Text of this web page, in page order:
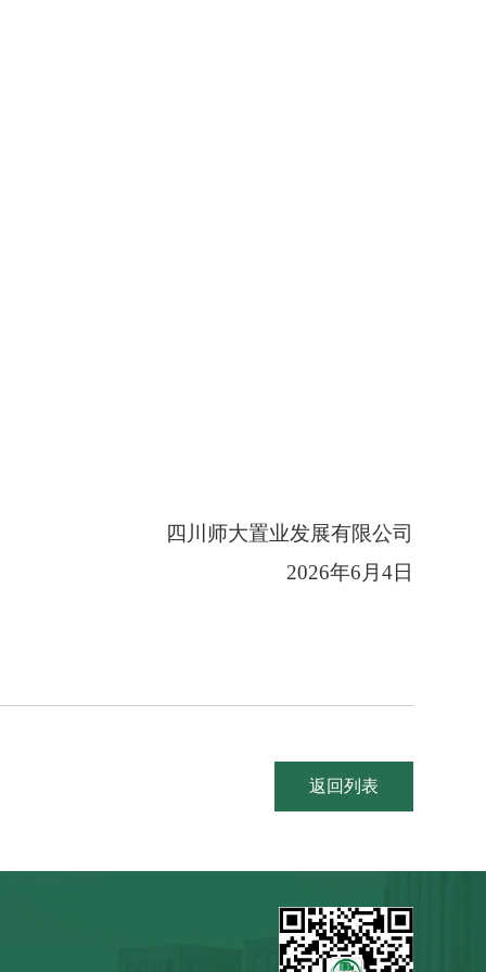
四川师大置业发展有限公司
2026年6月 4日
返回列表